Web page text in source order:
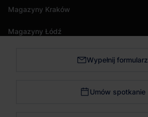
Magazyny Kraków
Magazyny Łódź
Magazyny Trójmiasto Wypełnij formularz
Umów spotkanie